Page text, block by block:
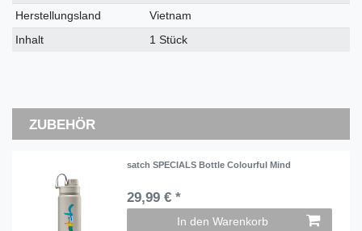
Herstellungsland
Vietnam
Inhalt
1 Stück
ZUBEHÖR
satch SPECIALS Bottle Colourful Mind
29,99 € *
In den Warenkorb